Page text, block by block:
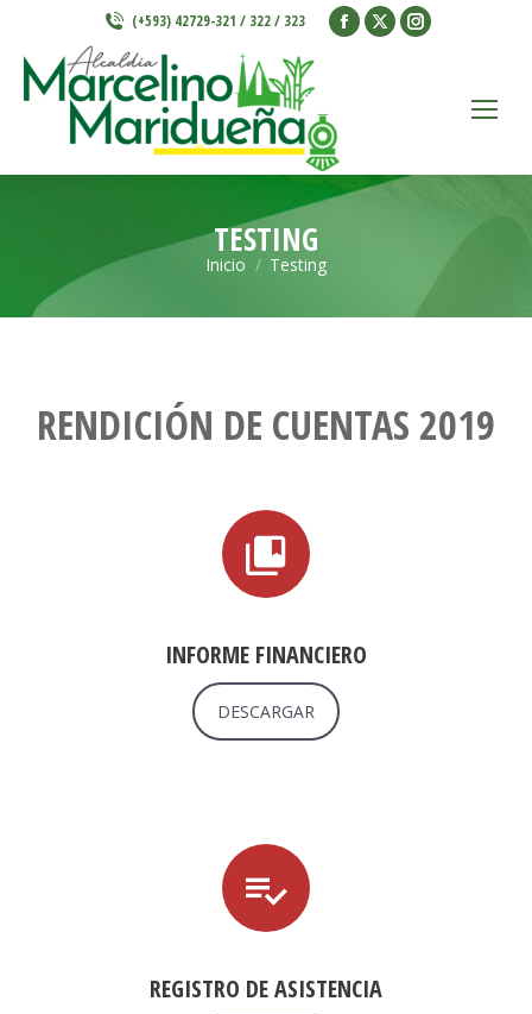
(+593) 42729-321 / 322 / 323
Facebook
window
X
window
Instagram
window
TESTING
Estás aquí:
Inicio Testing
RENDICIÓN DE CUENTAS 2019
INFORME FINANCIERO
DESCARGAR
REGISTRO DE ASISTENCIA